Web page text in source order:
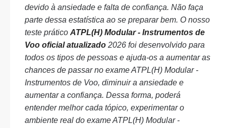
devido à ansiedade e falta de confiança. Não faça
parte dessa estatística ao se preparar bem. O nosso
teste prático ATPL(H) Modular - Instrumentos de
Voo oficial atualizado 2026 foi desenvolvido para
todos os tipos de pessoas e ajuda-os a aumentar as
chances de passar no exame ATPL(H) Modular -
Instrumentos de Voo, diminuir a ansiedade e
aumentar a confiança. Dessa forma, poderá
entender melhor cada tópico, experimentar o
ambiente real do exame ATPL(H) Modular -